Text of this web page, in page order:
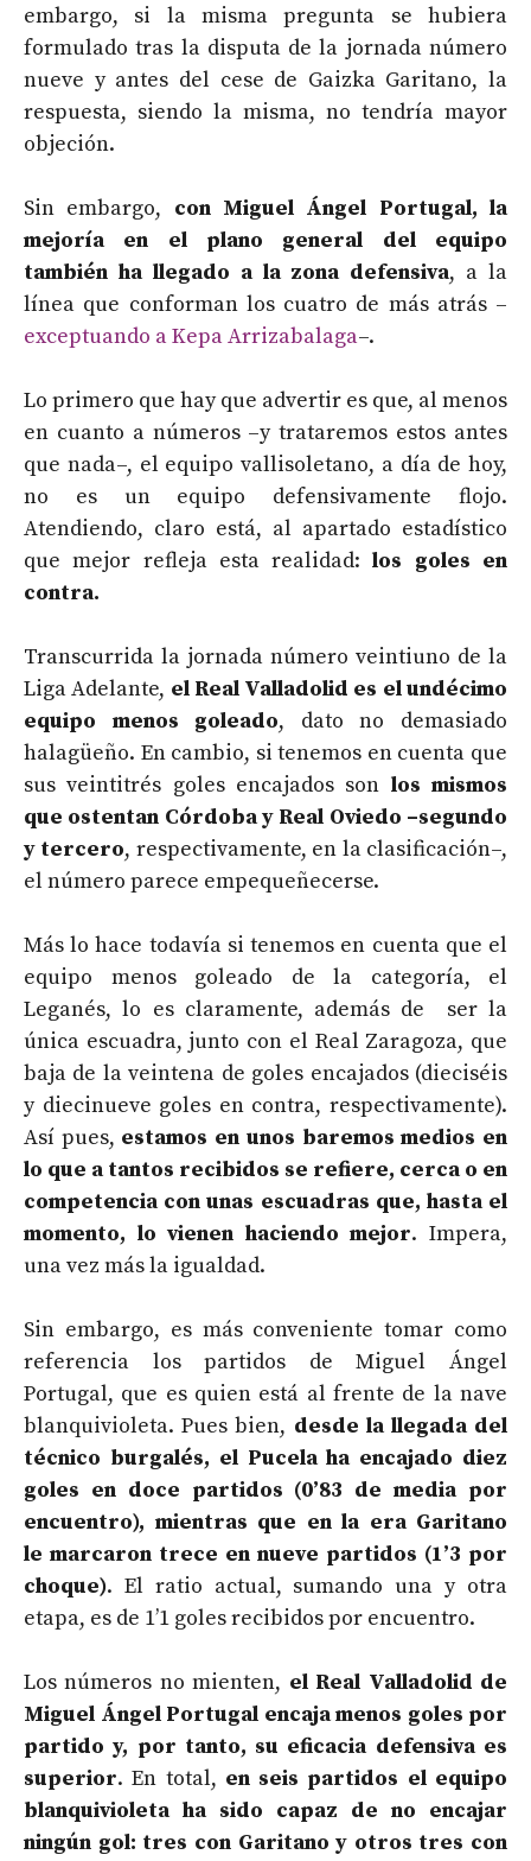
embargo, si la misma pregunta se hubiera
formulado tras la disputa de la jornada número
nueve y antes del cese de Gaizka Garitano, la
respuesta, siendo la misma, no tendría mayor
objeción.
Sin embargo, con Miguel Ángel Portugal, la
mejoría en el plano general del equipo
también ha llegado a la zona defensiva, a la
línea que conforman los cuatro de más atrás –
exceptuando a Kepa Arrizabalaga–.
Lo primero que hay que advertir es que, al menos
en cuanto a números –y trataremos estos antes
que nada–, el equipo vallisoletano, a día de hoy,
no es un equipo defensivamente flojo.
Atendiendo, claro está, al apartado estadístico
que mejor refleja esta realidad:los goles en
contra.
Transcurrida la jornada número veintiuno de la
Liga Adelante, el Real Valladolid es el undécimo
equipo menos goleado, dato no demasiado
halagüeño. En cambio, si tenemos en cuenta que
sus veintitrés goles encajados son los mismos
que ostentan Córdoba y Real Oviedo –segundo
y tercero, respectivamente, en la clasificación–,
el número parece empequeñecerse.
Más lo hace todavía si tenemos en cuenta que el
equipo menos goleado de la categoría, el
Leganés, lo es claramente, además de ser la
única escuadra, junto con el Real Zaragoza, que
baja de la veintena de goles encajados (dieciséis
y diecinueve goles en contra, respectivamente).
Así pues, estamos en unos baremos medios en
lo que a tantos recibidos se refiere, cerca o en
competencia con unas escuadras que, hasta el
momento, lo vienen haciendo mejor. Impera,
una vez más la igualdad.
Sin embargo, es más conveniente tomar como
referencia los partidos de Miguel Ángel
Portugal, que es quien está al frente de la nave
blanquivioleta. Pues bien, desde la llegada del
técnico burgalés, el Pucela ha encajado diez
goles en doce partidos (0’83 de media por
encuentro), mientras que en la era Garitano
le marcaron trece en nueve partidos (1’3 por
choque). El ratio actual, sumando una y otra
etapa, es de 1’1 goles recibidos por encuentro.
Los números no mienten, el Real Valladolid de
Miguel Ángel Portugal encaja menos goles por
partido y, por tanto, su eficacia defensiva es
superior. En total, en seis partidos el equipo
blanquivioleta ha sido capaz de no encajar
ningún gol: tres con Garitano y otros tres con